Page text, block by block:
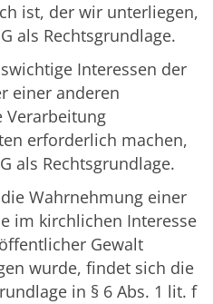
ist, der wir unterliegen,
als Rechtsgrundlage.
Interessen der
einer anderen
Verarbeitung
erforderlich machen,
als Rechtsgrundlage.
Wahrnehmung einer
im kirchlichen Interesse
Gewalt
wurde, findet sich die
in § 6 Abs. 1 lit. f